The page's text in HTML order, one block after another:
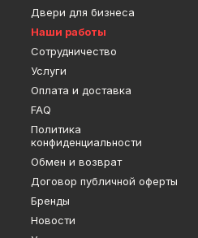
Двери для бизнеса
Наши работы
Сотрудничество
Услуги
Оплата и доставка
FAQ
Политика
конфиденциальности
Обмен и возврат
Договор публичной оферты
Бренды
Новости